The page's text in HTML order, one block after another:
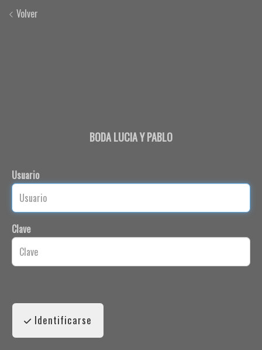
Volver
BODA LUCIA Y PABLO
Usuario
Clave
Identificarse